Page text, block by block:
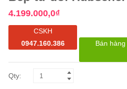
4.199.000,0₫
CSKH
0947.160.386
Bán hàng